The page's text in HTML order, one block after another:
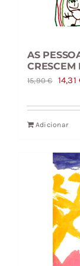
AS
CRESCEM
15,90€
O
era:
14,31
Adicionar